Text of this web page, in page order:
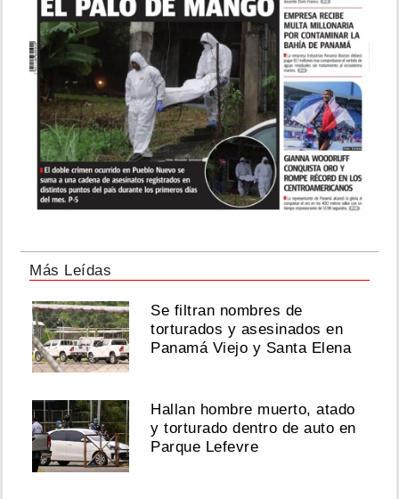
Más Leídas
Se filtran nombres de
torturados y asesinados en
Panamá Viejo y Santa Elena
Hallan hombre muerto, atado
y torturado dentro de auto en
Parque Lefevre